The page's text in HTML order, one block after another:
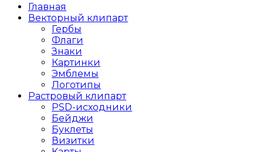
Главная
Векторный клипарт
Гербы
Флаги
Знаки
Картинки
Эмблемы
Логотипы
Растровый клипарт
PSD-исходники
Бейджи
Буклеты
Визитки